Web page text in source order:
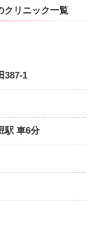
クリニック一覧
387-1
駅 車6分